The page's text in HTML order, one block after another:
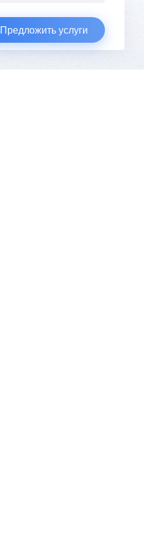
Предложить услуги